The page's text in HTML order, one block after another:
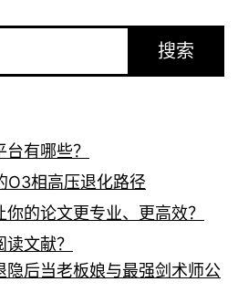
搜索
有哪些？
O3相高压退化路径
的论文更专业、更高效？
文献？
隐后当老板娘与最强剑术师公